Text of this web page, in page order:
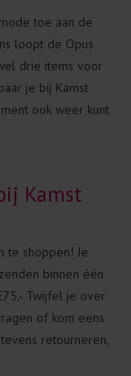
toe aan de
loopt de Opus
drie items voor
je bij Kamst
ook weer kunt
Kamst
te shoppen! Je
binnen één
. Twijfel je over
of kom eens
retourneren,